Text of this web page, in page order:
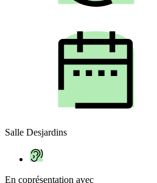
Salle Desjardins
En coprésentation avec